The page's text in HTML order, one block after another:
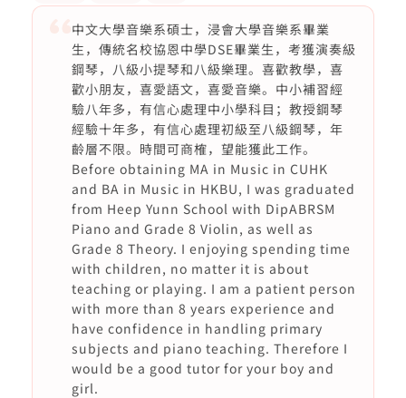
中文大學音樂系碩士，浸會大學音樂系畢業
生，傳統名校協恩中學DSE畢業生，考獲演奏級
鋼琴，八級小提琴和八級樂理。喜歡教學，喜
歡小朋友，喜愛語文，喜愛音樂。中小補習經
驗八年多，有信心處理中小學科目；教授鋼琴
經驗十年多，有信心處理初級至八級鋼琴，年
齡層不限。時間可商榷，望能獲此工作。
Before obtaining MA in Music in CUHK
and BA in Music in HKBU, I was graduated
from Heep Yunn School with DipABRSM
Piano and Grade 8 Violin, as well as
Grade 8 Theory. I enjoying spending time
with children, no matter it is about
teaching or playing. I am a patient person
with more than 8 years experience and
have confidence in handling primary
subjects and piano teaching. Therefore I
would be a good tutor for your boy and
girl.